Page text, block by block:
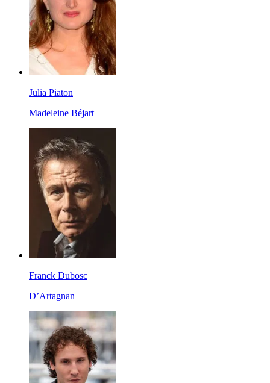
Julia Piaton
Madeleine Béjart
Franck Dubosc
D’Artagnan